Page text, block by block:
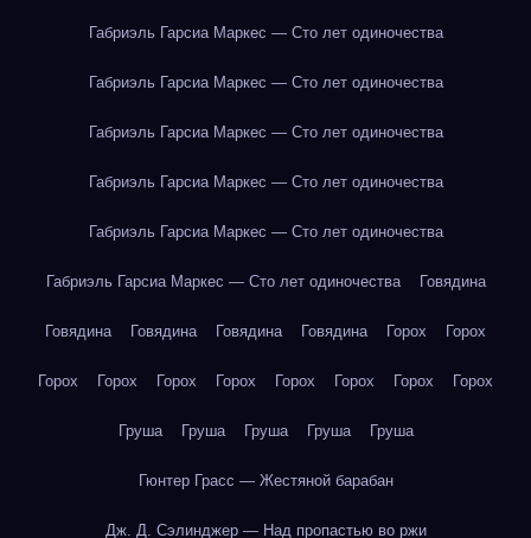
Габриэль Гарсиа Маркес — Сто лет одиночества
Габриэль Гарсиа Маркес — Сто лет одиночества
Габриэль Гарсиа Маркес — Сто лет одиночества
Габриэль Гарсиа Маркес — Сто лет одиночества
Габриэль Гарсиа Маркес — Сто лет одиночества
Габриэль Гарсиа Маркес — Сто лет одиночества Говядина
Говядина Говядина Говядина Говядина Горох Горох
Горох Горох Горох Горох Горох Горох Горох Горох
Груша Груша Груша Груша Груша
Гюнтер Грасс — Жестяной барабан
Дж. Д. Сэлинджер — Над пропастью во ржи